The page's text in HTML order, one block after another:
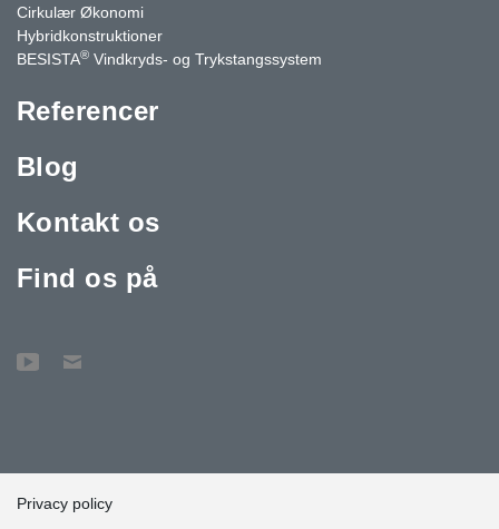
Cirkulær Økonomi
Hybridkonstruktioner
BESISTA® Vindkryds- og Trykstangssystem
Referencer
Blog
Kontakt os
Find os på
Privacy policy